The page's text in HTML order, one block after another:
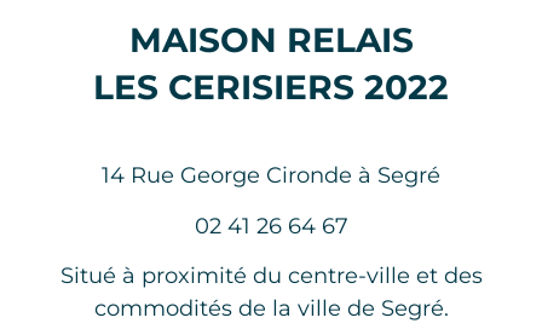
MAISON RELAIS
LES CERISIERS 2022
14 Rue George Cironde à Segré
02 41 26 64 67
Situé à proximité du centre-ville et des
commodités de la ville de Segré.